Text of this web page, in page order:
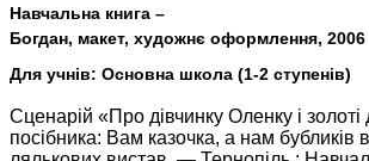
Навчальна книга –
Богдан, макет, художнє оформлення, 2006
Для учнів: Основна школа (1-2 ступенів)
Сценарій «Про дівчинку Оленку і золоті
посібника: Вам казочка, а нам бубликів